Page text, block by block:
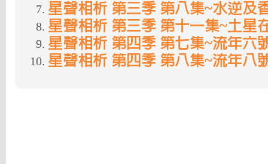
星聲相析 第三季 第八集~水逆及
星聲相析 第三季 第十一集~土星
星聲相析 第四季 第七集~流年六
星聲相析 第四季 第八集~流年八